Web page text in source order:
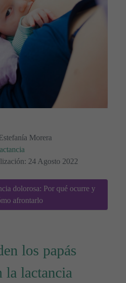
Morera
24 Agosto 2022
dolorosa: Por qué ocurre y
afrontarlo
los papás
la lactancia